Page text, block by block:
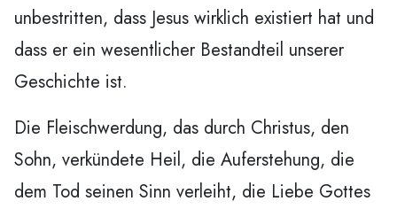
unbestritten, dass Jesus wirklich existiert hat und
dass er ein wesentlicher Bestandteil unserer
Geschichte ist.
Die Fleischwerdung, das durch Christus, den
Sohn, verkündete Heil, die Auferstehung, die
dem Tod seinen Sinn verleiht, die Liebe Gottes